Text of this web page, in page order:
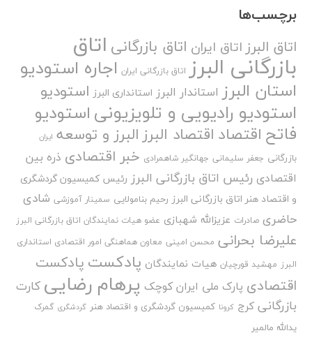
برچسب‌ها
اتاق البرزاتاق ایران اتاق بازرگانی اتاق
بازرگانی البرز اتاق بازرگانی ایران اجاره استودیو
استان البرز استاندار البرز استانداری البرز استودیو
استودیو رادیویی و تلویزیونیاستودیو
فاتح اقتصاد اقتصاد البرزالبرز و توسعه ایران
بازرگانی جعفر سلیمانی جهانگیر شاهمرادی خبر اقتصادی ذره بین
اقتصادی رئیس اتاق بازرگانی البرز رئیس کمیسیون گردشگری
و اقتصاد هنر اتاق بازرگانی البرز رحیم بنامولایی سمینار آموزشی شادی
حاضری صادرات عزیزالله شهبازی عضو هیات نمایندگان اتاق بازرگانی البرز
علیرضا بحرانی محسن امینی معاون هماهنگی امور اقتصادی استانداری
البرز مهشید قورچیان هیات نمایندگان پادکست پادکست
اقتصادی پارک ملی ایران کوچک پرهام رضایی کارت
بازرگانی کرج کرونا کمیسیون گردشگری و اقتصاد هنر گردشگری گمرک
یدالله مالمیر